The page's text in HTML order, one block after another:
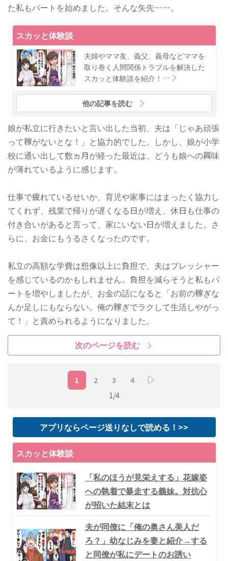
た私もパートを始めました。そんな矢先……。
スカッと体験談
夫婦やママ友、義父、義母などママを
取り巻く人間関係トラブルを解決した
スカッと体験談を紹介！…
他の記事を読む
娘が私立に行きたいと言い出した当初、夫は「じゃあ頑張
って稼がないとな！」と協力的でした。しかし、娘が小学
校に通い出して数ヵ月が経った最近は、どうも娘への興味
が薄れているように感じます。
仕事で疲れているせいか、育児や家事にはまったく協力し
てくれず、残業で帰りが遅くなる日が増え、休日も仕事の
付き合いがあると言って、家にいない日が増えました。さ
らに、お金にもうるさくなったのです。
私立の高額な学費は想像以上に負担で、夫はプレッシャー
を感じているのかもしれません。負担を減らそうと私もパ
ートを増やしましたが、お金の話になると「お前の稼ぎな
んか足しにもならない。俺の稼ぎでラクして生活しやがっ
て！」と責められるようになりました。
次のページを読む
1 2 3
4
1/4
アプリならページ送りなしで読める！>>
スカッと体験談
「私のほうが見栄えする」花嫁姿
への執着で暴走する義妹。対抗心
が招いた結末とは
夫が同僚に「俺の奥さん美人だ
ろ？」幼なじみを妻と紹介→する
と同僚が私にデートのお誘い